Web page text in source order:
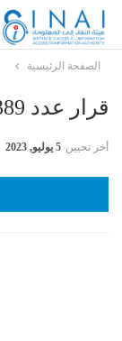
الصفحة الرئيسية
قرار عدد 1389-2019 بتاريخ 2019/09/06
أخر تحيين 5 يوليو, 2023